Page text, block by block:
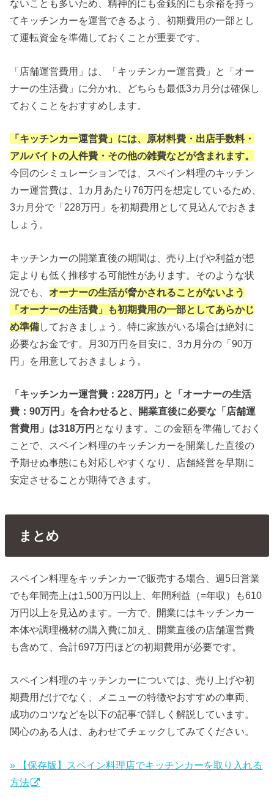
ないことも多いため、精神的にも金銭的にも余裕を持っ
てキッチンカーを運営できるよう、初期費用の一部とし
て運転資金を準備しておくことが重要です。
「店舗運営費用」は、「キッチンカー運営費」と「オー
ナーの生活費」に分かれ、どちらも最低3カ月分は確保し
ておくことをおすすめします。
「キッチンカー運営費」には、原材料費・出店手数料・
アルバイトの人件費・その他の雑費などが含まれます。
今回のシミュレーションでは、スペイン料理のキッチン
カー運営費は、1カ月あたり76万円を想定しているため、
3カ月分で「228万円」を初期費用として見込んでおきま
しょう。
キッチンカーの開業直後の期間は、売り上げや利益が想
定よりも低く推移する可能性があります。そのような状
況でも、 オーナーの生活が脅かされることがないよう
「オーナーの生活費」も初期費用の一部としてあらかじ
め準備しておきましょう。特に家族がいる場合は絶対に
必要なお金です。月30万円を目安に、3カ月分の「90万
円」を用意しておきましょう。
「キッチンカー運営費：228万円」と「オーナーの生活
費：90万円」を合わせると、開業直後に必要な「店舗運
営費用」は318万円 となります。この金額を準備しておく
ことで、スペイン料理のキッチンカーを開業した直後の
予期せぬ事態にも対応しやすくなり、店舗経営を早期に
安定させることが期待できます。
まとめ
スペイン料理をキッチンカーで販売する場合、週5日営業
でも年間売上は1,500万円以上、年間利益（=年収）も610
万円以上を見込めます。一方で、開業にはキッチンカー
本体や調理機材の購入費に加え、開業直後の店舗運営費
も含めて、合計697万円ほどの初期費用が必要です。
スペイン料理のキッチンカーについては、売り上げや初
期費用だけでなく、メニューの特徴やおすすめの車両、
成功のコツなどを以下の記事で詳しく解説しています。
関心のある人は、あわせてチェックしてみてください。
» 【保存版】スペイン料理店でキッチンカーを取り入れる
方法